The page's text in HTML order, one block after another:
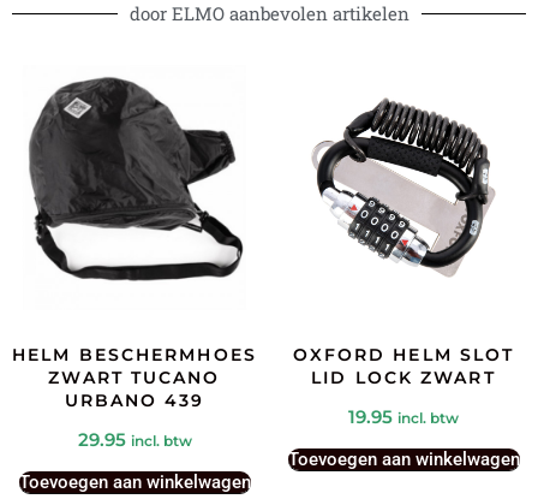
door ELMO aanbevolen artikelen
HELM BESCHERMHOES
ZWART TUCANO
URBANO 439
29.95 incl. btw
Toevoegen aan winkelwagen
OXFORD HELM SLOT
LID LOCK ZWART
19.95 incl. btw
Toevoegen aan winkelwagen